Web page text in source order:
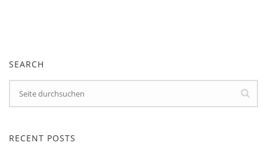
SEARCH
RECENT POSTS